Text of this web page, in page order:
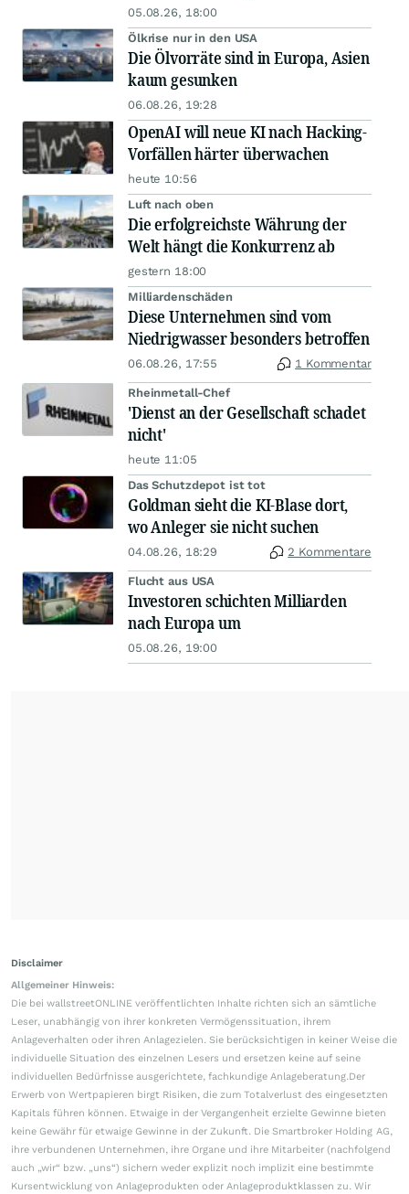
05.08.26, 18:00
Ölkrise nur in den USA
Die Ölvorräte sind in Europa, Asien
kaum gesunken
06.08.26, 19:28
OpenAI will neue KI nach Hacking-
Vorfällen härter überwachen
heute 10:56
Luft nach oben
Die erfolgreichste Währung der
Welt hängt die Konkurrenz ab
gestern 18:00
Milliardenschäden
Diese Unternehmen sind vom
Niedrigwasser besonders betroffen
06.08.26, 17:55 1 Kommentar
Rheinmetall-Chef
'Dienst an der Gesellschaft schadet
nicht'
heute 11:05
Das Schutzdepot ist tot
Goldman sieht die KI-Blase dort,
wo Anleger sie nicht suchen
04.08.26, 18:29 2 Kommentare
Flucht aus USA
Investoren schichten Milliarden
nach Europa um
05.08.26, 19:00
Disclaimer
Allgemeiner Hinweis:
Die bei wallstreetONLINE veröffentlichten Inhalte richten sich an sämtliche
Leser, unabhängig von ihrer konkreten Vermögenssituation, ihrem
Anlageverhalten oder ihren Anlagezielen. Sie berücksichtigen in keiner Weise die
individuelle Situation des einzelnen Lesers und ersetzen keine auf seine
individuellen Bedürfnisse ausgerichtete, fachkundige Anlageberatung.Der
Erwerb von Wertpapieren birgt Risiken, die zum Totalverlust des eingesetzten
Kapitals führen können. Etwaige in der Vergangenheit erzielte Gewinne bieten
keine Gewähr für etwaige Gewinne in der Zukunft. Die Smartbroker Holding AG,
ihre verbundenen Unternehmen, ihre Organe und ihre Mitarbeiter (nachfolgend
auch „wir“ bzw. „uns“) sichern weder explizit noch implizit eine bestimmte
Kursentwicklung von Anlageprodukten oder Anlageproduktklassen zu. Wir